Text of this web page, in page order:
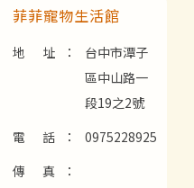
菲菲寵物生活館
地 址：
台中市潭子
區中山路一
段19之2號
電 話：
0975228925
傳 真：